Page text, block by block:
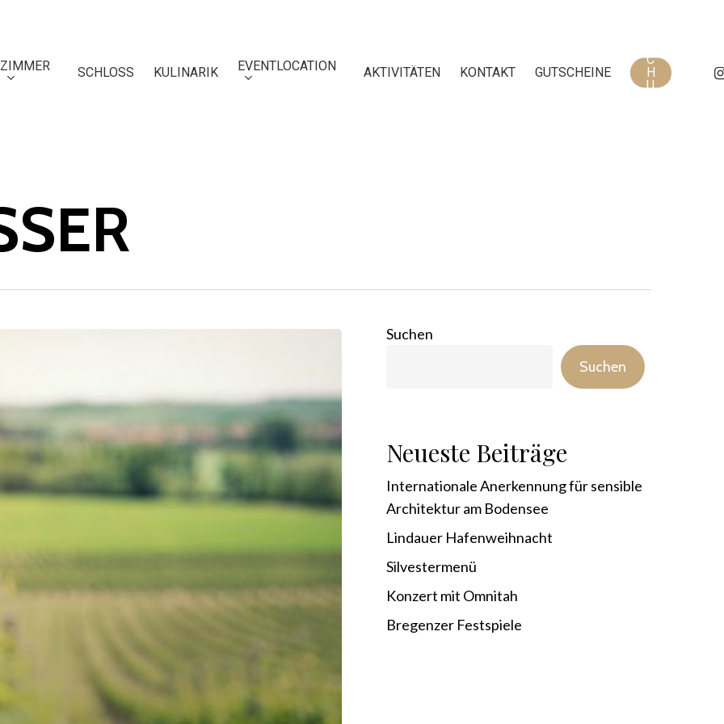
ZIMMER SCHLOSS KULINARIK EVENTLOCATION AKTIVITÄTEN KONTAKT GUTSCHEINE
C
H
U
Suchen
Suchen
Neueste Beiträge
Internationale Anerkennung für sensible
Architektur am Bodensee
Lindauer Hafenweihnacht
Silvestermenü
Konzert mit Omnitah
Bregenzer Festspiele